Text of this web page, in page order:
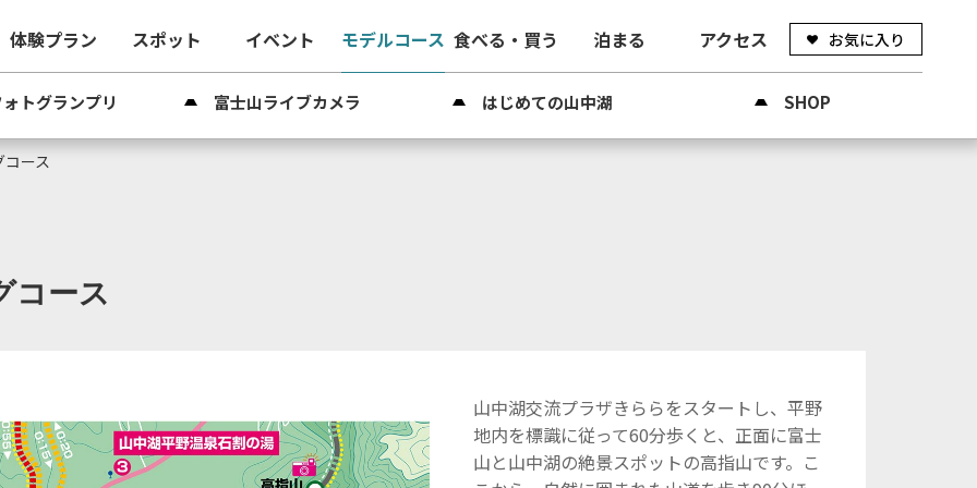
体験プラン スポット イベント モデルコース 食べる・買う 泊まる アクセス お気に入り
トグランプリ 富士山ライブカメラ はじめての山中湖 SHOP
ース
コース
山中湖交流プラザきららをスタートし、平野
地内を標識に従って60分歩くと、正面に富士
山と山中湖の絶景スポットの高指山です。こ